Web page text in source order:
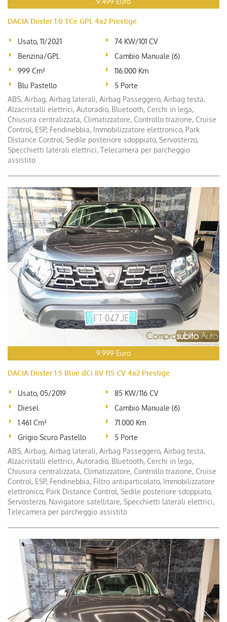
DACIA Duster 1.0 TCe GPL 4x2 Prestige
Usato, 11/2021
74 KW/101 CV
Benzina/GPL
Cambio Manuale (6)
999 Cm³
116.000 Km
Blu Pastello
5 Porte
ABS, Airbag, Airbag laterali, Airbag Passeggero, Airbag testa,
Alzacristalli elettrici, Autoradio, Bluetooth, Cerchi in lega,
Chiusura centralizzata, Climatizzatore, Controllo trazione, Cruise
Control, ESP, Fendinebbia, Immobilizzatore elettronico, Park
Distance Control, Sedile posteriore sdoppiato, Servosterzo,
Specchietti laterali elettrici, Telecamera per parcheggio
assistito
9.999 Euro
DACIA Duster 1.5 Blue dCi 8V 115 CV 4x2 Prestige
Usato, 05/2019
85 KW/116 CV
Diesel
Cambio Manuale (6)
1.461 Cm³
71.000 Km
Grigio Scuro Pastello
5 Porte
ABS, Airbag, Airbag laterali, Airbag Passeggero, Airbag testa,
Alzacristalli elettrici, Autoradio, Bluetooth, Cerchi in lega,
Chiusura centralizzata, Climatizzatore, Controllo trazione, Cruise
Control, ESP, Fendinebbia, Filtro antiparticolato, Immobilizzatore
elettronico, Park Distance Control, Sedile posteriore sdoppiato,
Servosterzo, Navigatore satellitare, Specchietti laterali elettrici,
Telecamera per parcheggio assistito